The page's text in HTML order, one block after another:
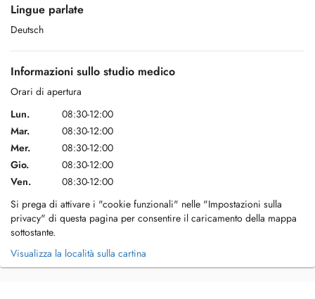
Lingue parlate
Deutsch
Informazioni sullo studio medico
Orari di apertura
Lun.
08:30-12:00
Mar.
08:30-12:00
Mer.
08:30-12:00
Gio.
08:30-12:00
Ven.
08:30-12:00
Si prega di attivare i "cookie funzionali" nelle "Impostazioni sulla
privacy" di questa pagina per consentire il caricamento della mappa
sottostante.
Visualizza la località sulla cartina